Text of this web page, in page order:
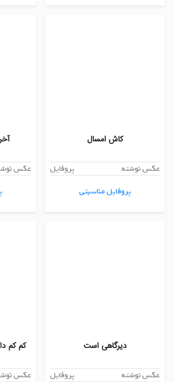
کاش امسال
عکس نوشته
پروفایل
پروفایل مناسبتی
عکس
دیرگاهی است
عکس نوشته
پروفایل
عکس